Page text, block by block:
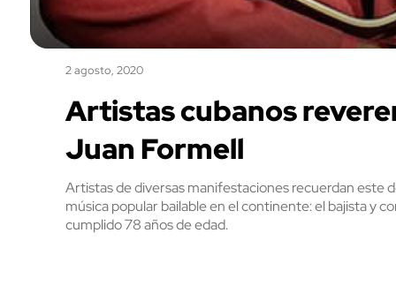
2 agosto, 2020
Artistas cubanos
Juan Formell
Artistas de diversas manifestaciones recuerdan este
música popular bailable en el continente: el bajista y
cumplido 78 años de edad.